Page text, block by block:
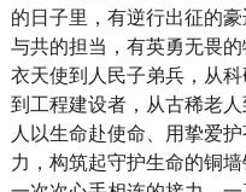
的日子里，有逆行出征的
与共的担当，有英勇无畏
衣天使到人民子弟兵，从
到工程建设者，从古稀老人
人以生命赴使命、用挚爱
力，构筑起守护生命的铜